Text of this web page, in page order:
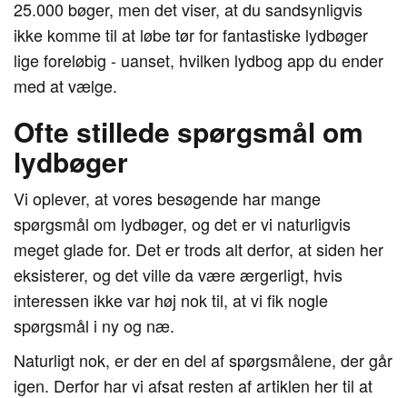
25.000 bøger, men det viser, at du sandsynligvis
ikke komme til at løbe tør for fantastiske lydbøger
lige foreløbig - uanset, hvilken lydbog app du ender
med at vælge.
Ofte stillede spørgsmål om
lydbøger
Vi oplever, at vores besøgende har mange
spørgsmål om lydbøger, og det er vi naturligvis
meget glade for. Det er trods alt derfor, at siden her
eksisterer, og det ville da være ærgerligt, hvis
interessen ikke var høj nok til, at vi fik nogle
spørgsmål i ny og næ.
Naturligt nok, er der en del af spørgsmålene, der går
igen. Derfor har vi afsat resten af artiklen her til at